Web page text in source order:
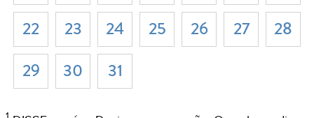
22
23 24 25 26 27
28
29
30 31